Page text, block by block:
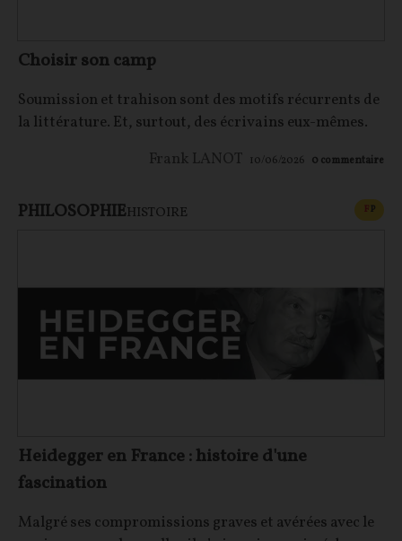
Choisir son camp
Soumission et trahison sont des motifs récurrents de
la littérature. Et, surtout, des écrivains eux-mêmes.
Frank LANOT 10/06/2026 0 commentaire
PHILOSOPHIEHISTOIRE FP
Heidegger en France : histoire d'une
fascination
Malgré ses compromissions graves et avérées avec le